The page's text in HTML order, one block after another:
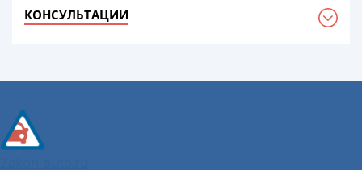
КОНСУЛЬТАЦИИ